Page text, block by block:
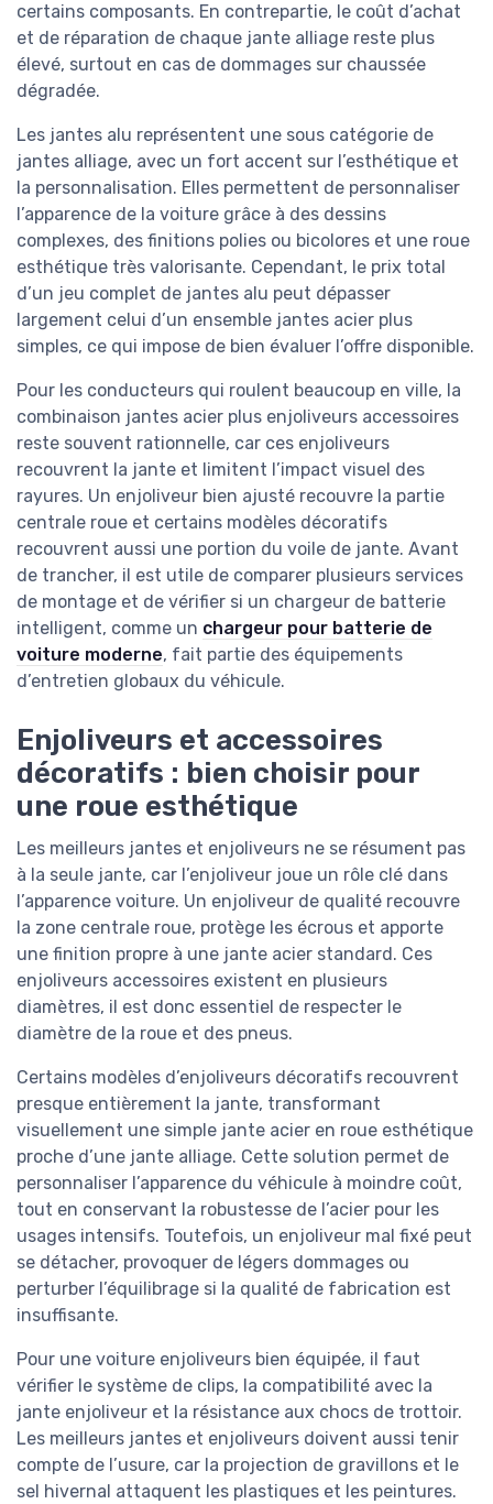
certains composants. En contrepartie, le coût d’achat
et de réparation de chaque jante alliage reste plus
élevé, surtout en cas de dommages sur chaussée
dégradée.
Les jantes alu représentent une sous catégorie de
jantes alliage, avec un fort accent sur l’esthétique et
la personnalisation. Elles permettent de personnaliser
l’apparence de la voiture grâce à des dessins
complexes, des finitions polies ou bicolores et une roue
esthétique très valorisante. Cependant, le prix total
d’un jeu complet de jantes alu peut dépasser
largement celui d’un ensemble jantes acier plus
simples, ce qui impose de bien évaluer l’offre disponible.
Pour les conducteurs qui roulent beaucoup en ville, la
combinaison jantes acier plus enjoliveurs accessoires
reste souvent rationnelle, car ces enjoliveurs
recouvrent la jante et limitent l’impact visuel des
rayures. Un enjoliveur bien ajusté recouvre la partie
centrale roue et certains modèles décoratifs
recouvrent aussi une portion du voile de jante. Avant
de trancher, il est utile de comparer plusieurs services
de montage et de vérifier si un chargeur de batterie
intelligent, comme un chargeur pour batterie de
voiture moderne, fait partie des équipements
d’entretien globaux du véhicule.
Enjoliveurs et accessoires
décoratifs : bien choisir pour
une roue esthétique
Les meilleurs jantes et enjoliveurs ne se résument pas
à la seule jante, car l’enjoliveur joue un rôle clé dans
l’apparence voiture. Un enjoliveur de qualité recouvre
la zone centrale roue, protège les écrous et apporte
une finition propre à une jante acier standard. Ces
enjoliveurs accessoires existent en plusieurs
diamètres, il est donc essentiel de respecter le
diamètre de la roue et des pneus.
Certains modèles d’enjoliveurs décoratifs recouvrent
presque entièrement la jante, transformant
visuellement une simple jante acier en roue esthétique
proche d’une jante alliage. Cette solution permet de
personnaliser l’apparence du véhicule à moindre coût,
tout en conservant la robustesse de l’acier pour les
usages intensifs. Toutefois, un enjoliveur mal fixé peut
se détacher, provoquer de légers dommages ou
perturber l’équilibrage si la qualité de fabrication est
insuffisante.
Pour une voiture enjoliveurs bien équipée, il faut
vérifier le système de clips, la compatibilité avec la
jante enjoliveur et la résistance aux chocs de trottoir.
Les meilleurs jantes et enjoliveurs doivent aussi tenir
compte de l’usure, car la projection de gravillons et le
sel hivernal attaquent les plastiques et les peintures.